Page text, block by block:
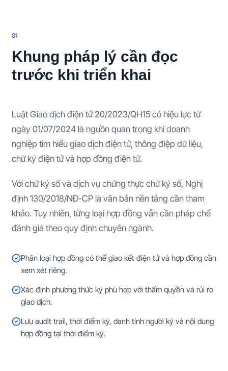
01
Khung pháp lý cần đọc
trước khi triển khai
Luật Giao dịch điện tử 20/2023/QH15 có hiệu lực từ
ngày 01/07/2024 là nguồn quan trọng khi doanh
nghiệp tìm hiểu giao dịch điện tử, thông điệp dữ liệu,
chữ ký điện tử và hợp đồng điện tử.
Với chữ ký số và dịch vụ chứng thực chữ ký số, Nghị
định 130/2018/NĐ-CP là văn bản nền tảng cần tham
khảo. Tuy nhiên, từng loại hợp đồng vẫn cần pháp chế
đánh giá theo quy định chuyên ngành.
Phân loại hợp đồng có thể giao kết điện tử và hợp đồng cần
xem xét riêng.
Xác định phương thức ký phù hợp với thẩm quyền và rủi ro
giao dịch.
Lưu audit trail, thời điểm ký, danh tính người ký và nội dung
hợp đồng tại thời điểm ký.